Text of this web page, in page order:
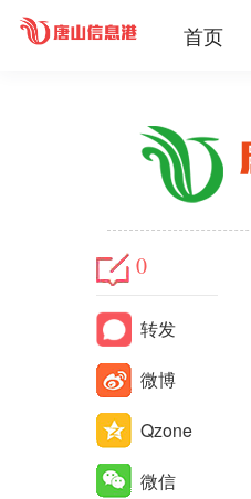
首页
0
转发
微博
Qzone
微信